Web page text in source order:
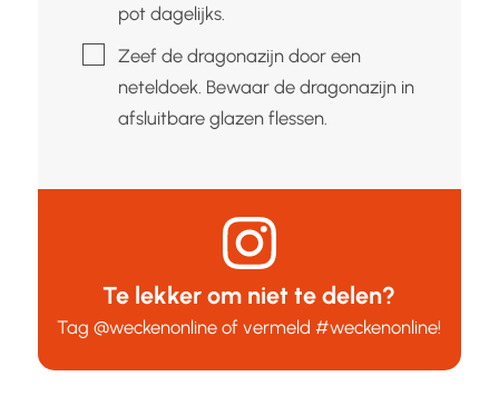
pot dagelijks.
▢
Zeef de dragonazijn door een
neteldoek. Bewaar de dragonazijn in
afsluitbare glazen flessen.
Te lekker om niet te delen?
Tag@weckenonline of vermeld#weckenonline!